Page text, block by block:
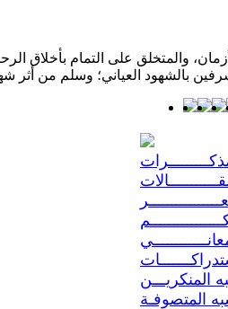
والمتخلق على التمام بأخلاق
المنكريـــن
المتصوفـة